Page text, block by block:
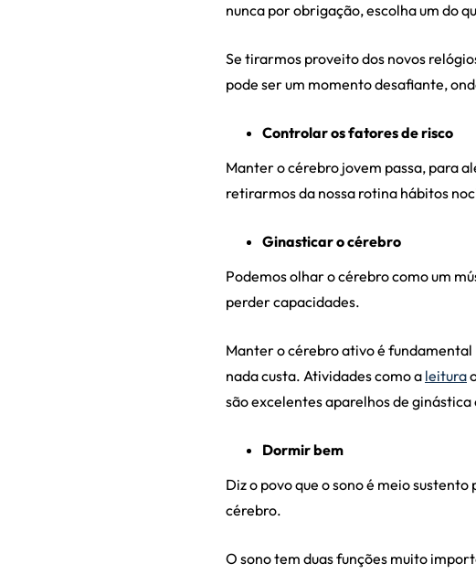
nunca por obrigação, escolha um do
Se tirarmos proveito dos novos
pode ser um momento desafiante,
Controlar os fatores de risco
Manter o cérebro jovem passa, para
retirarmos da nossa rotina hábitos
Ginasticar o cérebro
Podemos olhar o cérebro como um
perder capacidades.
Manter o cérebro ativo é fundamental
nada custa. Atividades como a leitura
são excelentes aparelhos de
Dormir bem
Diz o povo que o sono é meio
cérebro.
O sono tem duas funções muito